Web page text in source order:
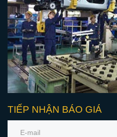
TIẾP NHẬN BÁO GIÁ